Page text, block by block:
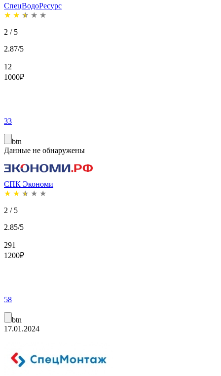
СпецВодоРесурс
★ ★ ★ ★ ★
2 / 5
2.87/5
12
1000₽
33
btn
Данные не обнаружены
СПК Экономи
★ ★ ★ ★ ★
2 / 5
2.85/5
291
1200₽
58
btn
17.01.2024